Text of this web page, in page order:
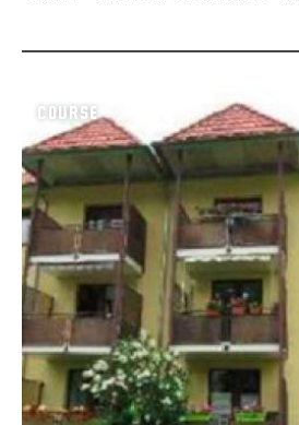
COURSE